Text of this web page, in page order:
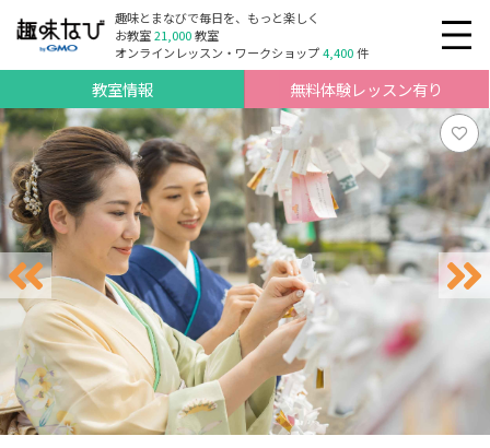
趣味とまなびで毎日を、もっと楽しく
お教室21,000教室
オンラインレッスン・ワークショップ4,400件
教室情報 無料体験レッスン有り